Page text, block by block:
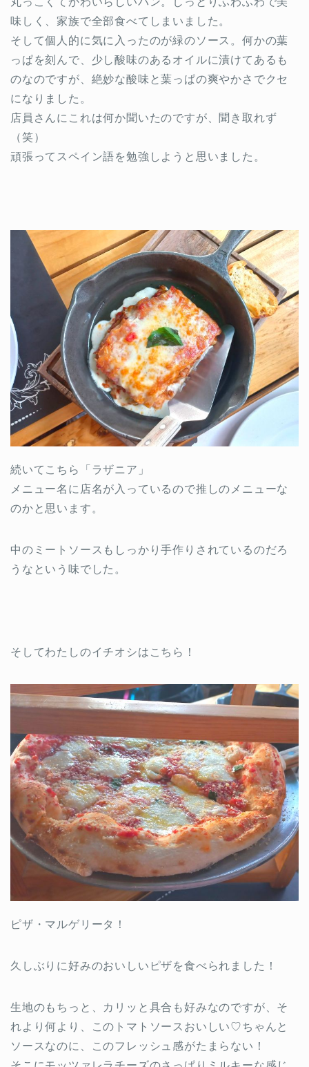
味しく、家族で全部食べてしまいました。
そして個人的に気に入ったのが緑のソース。何かの葉
っぱを刻んで、少し酸味のあるオイルに漬けてあるも
のなのですが、絶妙な酸味と葉っぱの爽やかさでクセ
になりました。
店員さんにこれは何か聞いたのですが、聞き取れず
（笑）
頑張ってスペイン語を勉強しようと思いました。
続いてこちら「ラザニア」
メニュー名に店名が入っているので推しのメニューな
のかと思います。
中のミートソースもしっかり手作りされているのだろ
うなという味でした。
そしてわたしのイチオシはこちら！
ピザ・マルゲリータ！
久しぶりに好みのおいしいピザを食べられました！
生地のもちっと、カリッと具合も好みなのですが、そ
れより何より、このトマトソースおいしい♡ちゃんと
ソースなのに、このフレッシュ感がたまらない！